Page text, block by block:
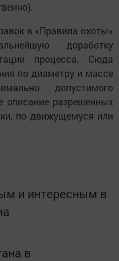
в «Правила охоты»
доработку
процесса. Сюда
по диаметру и массе
допустимого
описание разрешенных
по движущемуся или
и интересным в
в